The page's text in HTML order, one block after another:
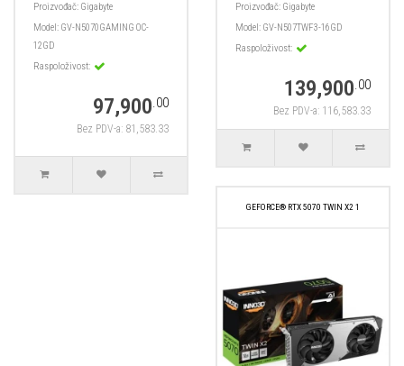
Proizvođač: Gigabyte
Model: GV-N5070GAMING OC-
12GD
Raspoloživost:
97,900.00
Bez PDV-a: 81,583.33
Proizvođač: Gigabyte
Model: GV-N507TWF3-16GD
Raspoloživost:
139,900.00
Bez PDV-a: 116,583.33
GEFORCE® RTX 5070 TWIN X2 1